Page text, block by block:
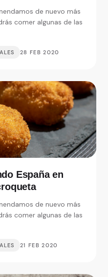
de nuevo más
comer algunas de las
28 FEB 2020
España en
de nuevo más
comer algunas de las
21 FEB 2020